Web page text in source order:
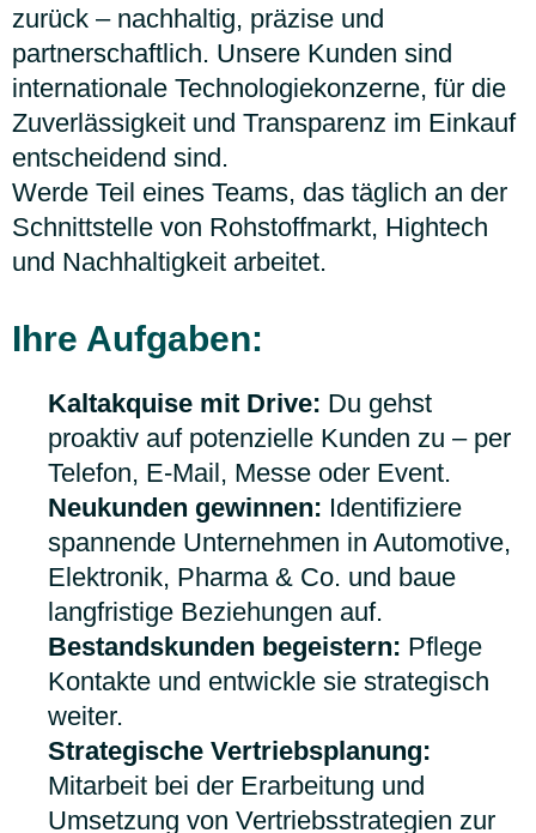
zurück – nachhaltig, präzise und
partnerschaftlich. Unsere Kunden sind
internationale Technologiekonzerne, für die
Zuverlässigkeit und Transparenz im Einkauf
entscheidend sind.
Werde Teil eines Teams, das täglich an der
Schnittstelle von Rohstoffmarkt, Hightech
und Nachhaltigkeit arbeitet.
Ihre Aufgaben:
Kaltakquise mit Drive: Du gehst
proaktiv auf potenzielle Kunden zu – per
Telefon, E-Mail, Messe oder Event.
Neukunden gewinnen: Identifiziere
spannende Unternehmen in Automotive,
Elektronik, Pharma & Co. und baue
langfristige Beziehungen auf.
Bestandskunden begeistern: Pflege
Kontakte und entwickle sie strategisch
weiter.
Strategische Vertriebsplanung:
Mitarbeit bei der Erarbeitung und
Umsetzung von Vertriebsstrategien zur